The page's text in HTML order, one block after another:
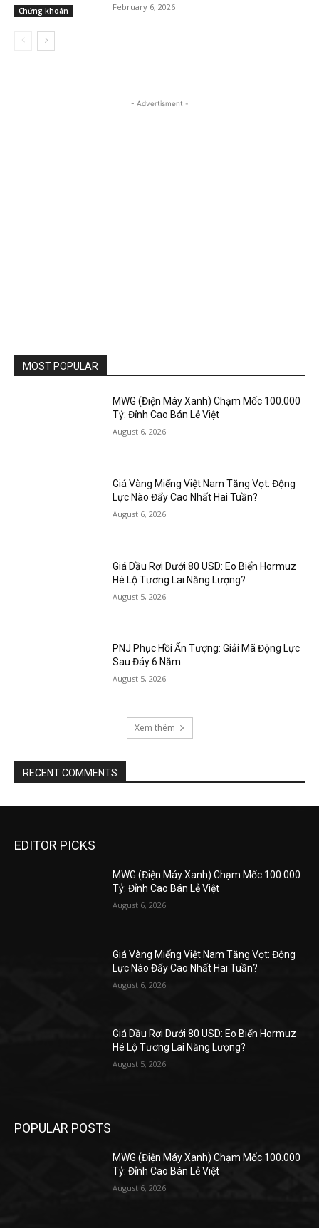
Chứng khoán February 6, 2026
- Advertisment -
MOST POPULAR
MWG (Điện Máy Xanh) Chạm Mốc 100.000
Tỷ: Đỉnh Cao Bán Lẻ Việt
August 6, 2026
Giá Vàng Miếng Việt Nam Tăng Vọt: Động
Lực Nào Đẩy Cao Nhất Hai Tuần?
August 6, 2026
Giá Dầu Rơi Dưới 80 USD: Eo Biển Hormuz
Hé Lộ Tương Lai Năng Lượng?
August 5, 2026
PNJ Phục Hồi Ấn Tượng: Giải Mã Động Lực
Sau Đáy 6 Năm
August 5, 2026
Xem thêm
RECENT COMMENTS
EDITOR PICKS
MWG (Điện Máy Xanh) Chạm Mốc 100.000
Tỷ: Đỉnh Cao Bán Lẻ Việt
August 6, 2026
Giá Vàng Miếng Việt Nam Tăng Vọt: Động
Lực Nào Đẩy Cao Nhất Hai Tuần?
August 6, 2026
Giá Dầu Rơi Dưới 80 USD: Eo Biển Hormuz
Hé Lộ Tương Lai Năng Lượng?
August 5, 2026
POPULAR POSTS
MWG (Điện Máy Xanh) Chạm Mốc 100.000
Tỷ: Đỉnh Cao Bán Lẻ Việt
August 6, 2026